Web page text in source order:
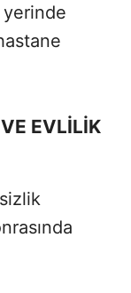
yerinde
EVLİLİK